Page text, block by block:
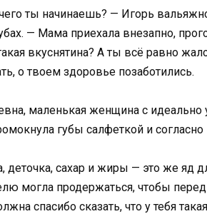
ты начинаешь? — Игорь
— Мама приехала внезапно,
вкуснятина? А ты всё равно
о твоем здоровье позаботились.
маленькая женщина с
губы салфеткой и согласно
деточка, сахар и жиры — это же яд
могла продержаться, чтобы
спасибо сказать, что у тебя